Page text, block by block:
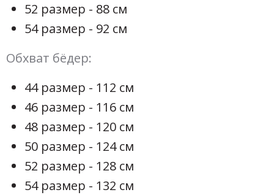
52 размер - 88 см
54 размер - 92 см
Обхват бёдер:
44 размер - 112 см
46 размер - 116 см
48 размер - 120 см
50 размер - 124 см
52 размер - 128 см
54 размер - 132 см